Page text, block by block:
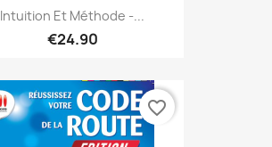
Intuition Et Méthode -...
€24.90
favorite_border